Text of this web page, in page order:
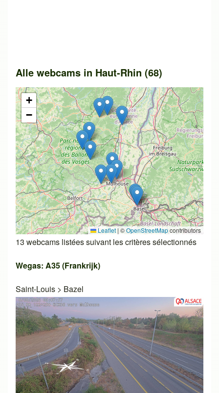
Alle webcams in Haut-Rhin (68)
+
−
Leaflet | ©OpenStreetMapcontributors
13 webcams listées suivant les critères sélectionnés
Wegas: A35 (Frankrijk)
Saint-Louis > Bazel